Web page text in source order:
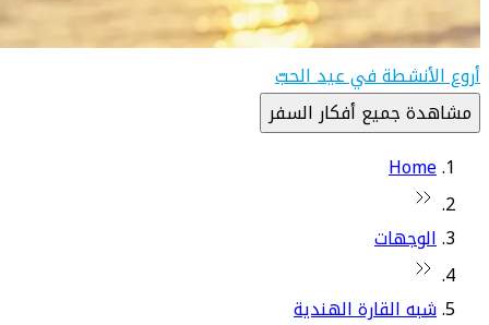
أروع الأنشطة في عيد الحبّ
مشاهدة جميع أفكار السفر
Home
الوجهات
شبه القارة الهندية